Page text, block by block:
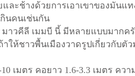
ละช้างด้วยการเอาเขาของมันแ
นคนเช่นกัน
าวคีลี เมมบี นี้ มีหลายแบบมากค
ให้ชาวพื้นเมืองวาดรูปเกี่ยวกับตั
เมตร คอยาว 1.6-3.3 เมตร ควา